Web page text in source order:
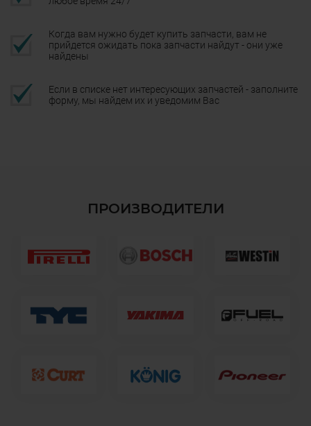
Когда вам нужно будет купить запчасти, вам не
прийдется ожидать пока запчасти найдут - они уже
найдены
Если в списке нет интересующих запчастей - заполните
форму, мы найдем их и уведомим Вас
ПРОИЗВОДИТЕЛИ